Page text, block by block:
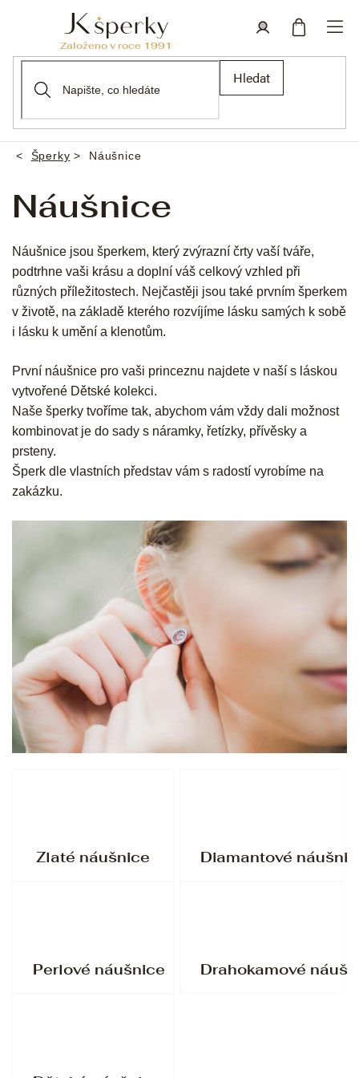
Hledat
Domů
Šperky Náušnice
Náušnice
Náušnice jsou šperkem, který zvýrazní črty vaší tváře,
podtrhne vaši krásu a doplní váš celkový vzhled při
různých příležitostech. Nejčastěji jsou také prvním šperkem
v životě, na základě kterého rozvíjíme lásku samých k sobě
i lásku k umění a klenotům.
První náušnice pro vaši princeznu najdete v naší s láskou
vytvořené Dětské kolekci.
Naše šperky tvoříme tak, abychom vám vždy dali možnost
kombinovat je do sady s náramky, řetízky, přívěsky a
prsteny.
Šperk dle vlastních představ vám s radostí vyrobíme na
zakázku.
Zlaté náušnice Diamantové
Perlové náušnice Drahokamové